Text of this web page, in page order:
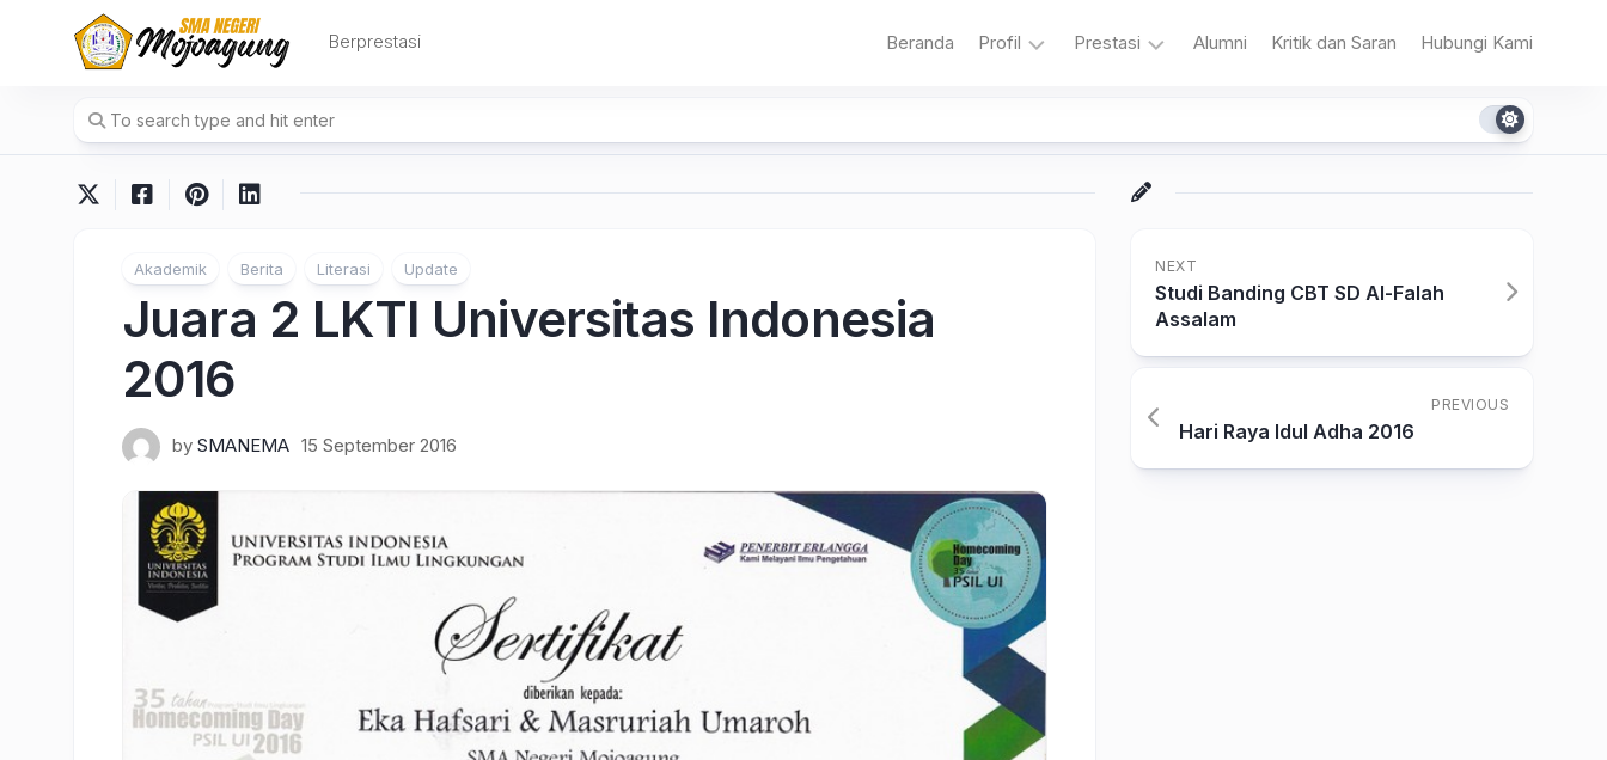
Berprestasi Beranda Profil
Sekolah
Prestasi
Akademik
Alumni Kritik dan Saran Hubungi Kami
Akademik Berita Literasi Update
Juara 2 LKTI Universitas Indonesia
2016
by SMANEMA 15 September 2016
NEXT
Studi Banding CBT SD Al-Falah
Assalam
PREVIOUS
Hari Raya Idul Adha 2016